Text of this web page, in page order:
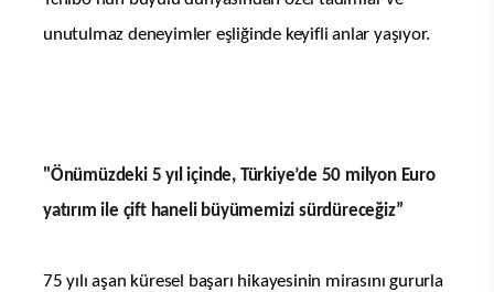
unutulmaz deneyimler eşliğinde keyifli anlar yaşıyor.
"Önümüzdeki 5 yıl içinde, Türkiye’de 50 milyon Euro
yatırım ile çift haneli büyümemizi sürdüreceğiz”
75 yılı aşan küresel başarı hikayesinin mirasını gururla